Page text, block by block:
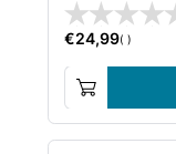
€24,99( )